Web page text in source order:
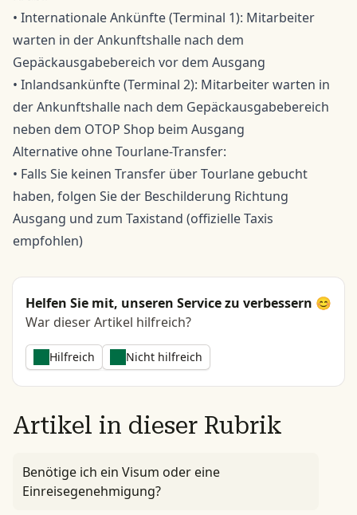
• Internationale Ankünfte (Terminal 1): Mitarbeiter
warten in der Ankunftshalle nach dem
Gepäckausgabebereich vor dem Ausgang
• Inlandsankünfte (Terminal 2): Mitarbeiter warten in
der Ankunftshalle nach dem Gepäckausgabebereich
neben dem OTOP Shop beim Ausgang
Alternative ohne Tourlane-Transfer:
• Falls Sie keinen Transfer über Tourlane gebucht
haben, folgen Sie der Beschilderung Richtung
Ausgang und zum Taxistand (offizielle Taxis
empfohlen)
Helfen Sie mit, unseren Service zu verbessern 😊
War dieser Artikel hilfreich?
Hilfreich Nicht hilfreich
Artikel in dieser Rubrik
Benötige ich ein Visum oder eine
Einreisegenehmigung?